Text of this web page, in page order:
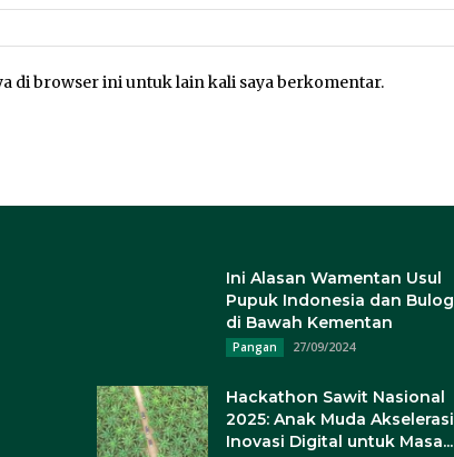
di browser ini untuk lain kali saya berkomentar.
Ini Alasan Wamentan Usul
Pupuk Indonesia dan Bulog
di Bawah Kementan
Pangan 27/09/2024
Hackathon Sawit Nasional
2025: Anak Muda Akselerasi
Inovasi Digital untuk Masa...